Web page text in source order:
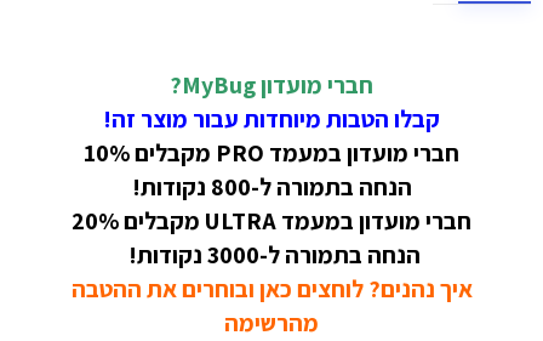
חברי מועדון MyBug?
קבלו הטבות מיוחדות עבור מוצר זה!
חברי מועדון במעמד PRO מקבלים 10%
הנחה בתמורה ל-800 נקודות!
חברי מועדון במעמד ULTRA מקבלים 20%
הנחה בתמורה ל-3000 נקודות!
איך נהנים? לוחצים כאן ובוחרים את ההטבה
מהרשימה